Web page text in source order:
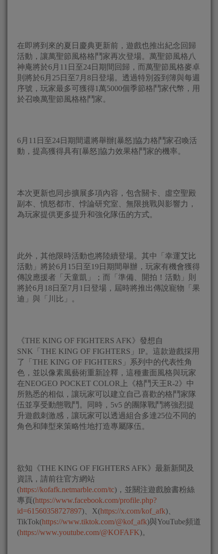
在即將到來的夏日慶典更新前，遊戲也推出紀念回歸
活動，讓萬聖節風格格鬥家再次登場。萬聖節風格八
神庵將於6月11日至24日期間回歸，而萬聖節風格麥卓
則將於6月25日至7月8日登場。透過特別簽到簿與每週
序號，玩家最多可獲得1萬5000個季節格鬥家代幣，用
於召喚萬聖節風格格鬥家。
6月11日至24日期間還將舉辦[暴怒]協力格鬥家召喚活
動，提高獲得具有[暴怒]協力效果格鬥家的機率。
本次更新也同步擴展多項內容，包含關卡、虛空聖殿
副本、憤怒都市、悖論研究室、無限挑戰與影響力，
為玩家提供更多提升和強化隊伍的方式。
此外，其他限時活動也將陸續登場。其中「幸運艾比
活動」將於6月15日至19日期間舉辦，玩家有機會獲得
傳說應援者「天童凱」；而「準備、開拍！活動」則
將於6月18日至7月1日登場，屆時將推出傳說寵物「果
迪」與「川比」。
《THE KING OF FIGHTERS AFK》發想自
SNK「THE KING OF FIGHTERS」IP。這款遊戲採用
了「THE KING OF FIGHTERS」系列中的代表性角
色，並以像素風藝術重新詮釋，這種畫面風格與玩家
在NEOGEO POCKET COLOR上《格鬥天王R-2》中
所熟悉的相似，讓玩家可以建立自己喜歡的格鬥家隊
伍並享受動態戰鬥。同時，5v5 的團隊戰鬥將強烈提
升遊戲刺激感，讓玩家可以透過組合多達25位不同的
角色和陣型來策略性地打造專屬隊伍。
欲知《THE KING OF FIGHTERS AFK》最新新聞及
資訊，請前往官方網站
(https://kofafk.netmarble.com/tc)，並關注遊戲臉書粉絲
專頁(https://www.facebook.com/profile.php?
id=61560358727897)、X(https://x.com/kof_afk)、
TikTok(https://www.tiktok.com/@kof_afk)與YouTube頻道
(https://www.youtube.com/@KOFAFK)。